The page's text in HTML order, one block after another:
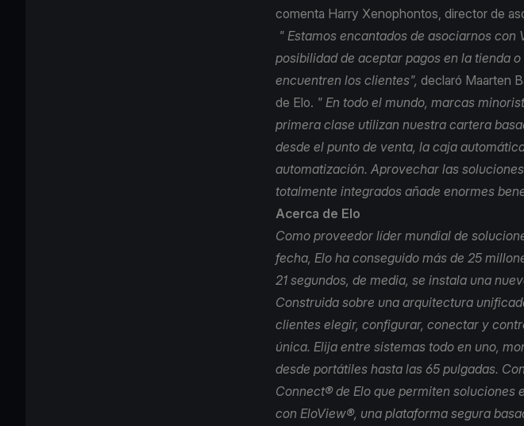
comenta Harry Xenophontos, director de
" Estamos encantados de asociarnos
posibilidad de aceptar pagos en la tienda
encuentren los clientes", declaró Maarten
de Elo. " En todo el mundo, marcas
primera clase utilizan nuestra cartera
desde el punto de venta, la caja
automatización. Aprovechar las
totalmente integrados añade enormes
Acerca de Elo
Como proveedor líder mundial de
fecha, Elo ha conseguido más de 25
21 segundos, de media, se instala una
Construida sobre una arquitectura
clientes elegir, configurar, conectar y
única. Elija entre sistemas todo en uno,
desde portátiles hasta las 65 pulgadas.
Connect® de Elo que permiten
con EloView®, una plataforma segura